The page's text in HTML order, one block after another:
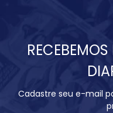
Cadastre seu e-mail